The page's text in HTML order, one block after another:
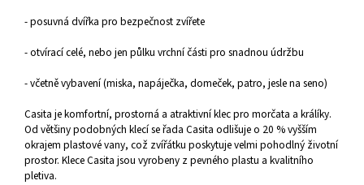
- posuvná dvířka pro bezpečnost zvířete
- otvírací celé, nebo jen půlku vrchní části pro snadnou údržbu
- včetně vybavení (miska, napáječka, domeček, patro, jesle na seno)
Casita je komfortní, prostorná a atraktivní klec pro morčata a králíky.
Od většiny podobných klecí se řada Casita odlišuje o 20 % vyšším
okrajem plastové vany, což zvířátku poskytuje velmi pohodlný životní
prostor. Klece Casita jsou vyrobeny z pevného plastu a kvalitního
pletiva.